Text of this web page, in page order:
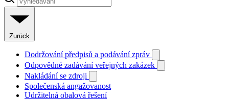
Zurück
Dodržování předpisů a podávání zpráv
Odpovědné zadávání veřejných zakázek
Nakládání se zdroji
Společenská angažovanost
Udržitelná obalová řešení